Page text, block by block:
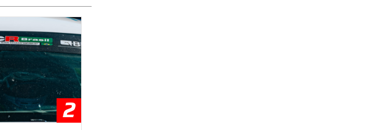
2